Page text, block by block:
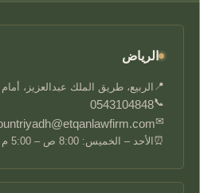
الرياض
📍 الربيع، طريق الملك عبدالعزيز، أمام Kingdom School
📞
0543104848
✉
⏰ الأحد – الخميس: 8:00 ص – 5:00 م